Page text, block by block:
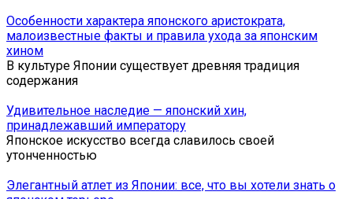
Особенности характера японского аристократа,
малоизвестные факты и правила ухода за японским
хином
В культуре Японии существует древняя традиция
содержания
Удивительное наследие — японский хин,
принадлежавший императору
Японское искусство всегда славилось своей
утонченностью
Элегантный атлет из Японии: все, что вы хотели знать о